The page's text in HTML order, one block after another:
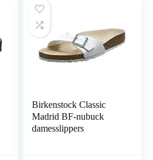
Birkenstock Classic
Madrid BF-nubuck
damesslippers